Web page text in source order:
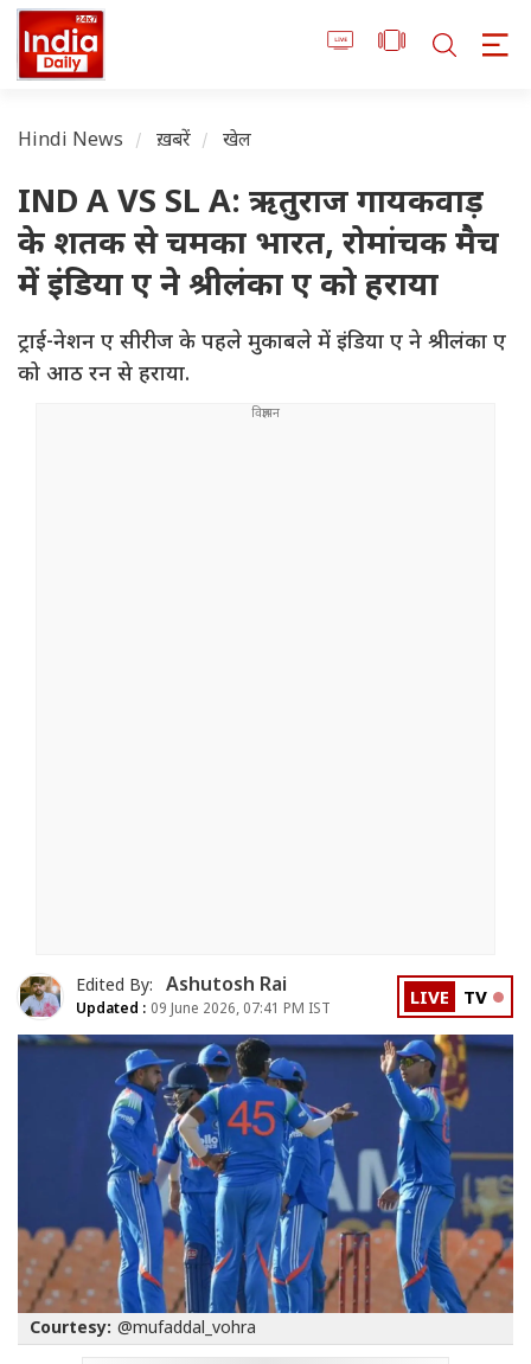
Hindi News ख़बरें खेल
IND A VS SL A: ऋतुराज गायकवाड़
के शतक से चमका भारत, रोमांचक मैच
में इंडिया ए ने श्रीलंका ए को हराया
ट्राई-नेशन ए सीरीज के पहले मुकाबले में इंडिया ए ने श्रीलंका ए
को आठ रन से हराया.
Edited By: Ashutosh Rai
Updated : 09 June 2026, 07:41 PM IST LIVE TV
Courtesy: @mufaddal_vohra